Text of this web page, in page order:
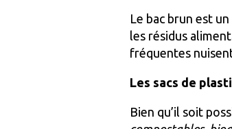
Le bac brun est
les résidus
fréquentes
Les sacs de
Bien qu’il soit